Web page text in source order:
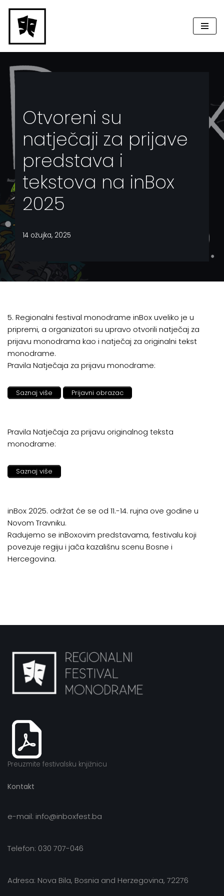
Skip
content
Otvoreni su
natječaji za prijave
predstava i
tekstova na inBox
2025
14 ožujka, 2025
5. Regionalni festival monodrame inBox uveliko je u
pripremi, a organizatori su upravo otvorili natječaj za
prijavu monodrama kao i natječaj za originalni tekst
monodrame.
Pravila Natječaja za prijavu monodrame:
Saznaj više Prijavni obrazac
Pravila Natječaja za prijavu originalnog teksta
monodrame:
Saznaj više
inBox 2025. održat će se od 11.-14. rujna ove godine u
Novom Travniku.
Radujemo se inBoxovim predstavama, festivalu koji
povezuje regiju i jača kazališnu scenu Bosne i
Hercegovina.
Preuzmite festivalsku knjižnicu
Kontakt
e-mail: info@inboxfest.ba
Telefon: 030 707-046
Adresa: Nova Bila, Bosnia and Herzegovina, 72276